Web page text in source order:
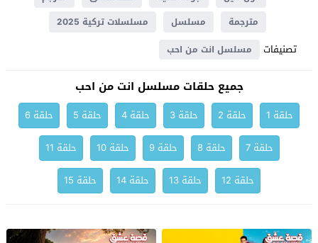
مترجمة
مسلسل مسلسلات تركية 2025
تصنيفات مسلسل انت من احب
جميع حلقات مسلسل انت من احب
حلقة 1 حلقة 2 حلقة 3 حلقة 4 حلقة 5
حلقة 6
حلقة 7
حلقة 8 حلقة 9 حلقة 10
حلقة 11
حلقة 12
حلقة 13 حلقة 14 حلقة 15